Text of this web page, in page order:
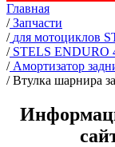
Главная
/ Запчасти
/ для мотоциклов
/ STELS ENDURO
/ Амортизатор
/Втулка шарнира